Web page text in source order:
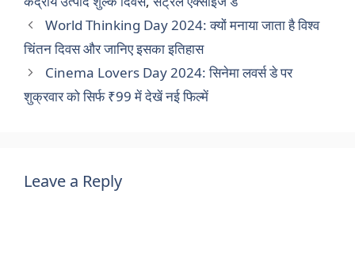
World Thinking Day 2024: क्यों मनाया जाता है विश्व
चिंतन दिवस और जानिए इसका इतिहास
Cinema Lovers Day 2024: सिनेमा लवर्स डे पर
शुक्रवार को सिर्फ ₹99 में देखें नई फिल्में
Leave a Reply